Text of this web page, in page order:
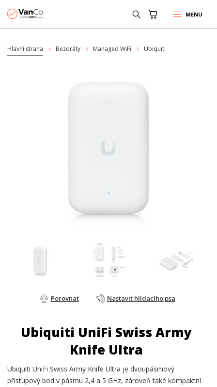
MENU
Hlavní strana Bezdráty Managed WiFi Ubiquiti
Porovnat Nastavit hlídacího psa
Ubiquiti UniFi Swiss Army
Knife Ultra
Ubiquiti UniFi Swiss Army Knife Ultra je dvoupásmový
přístupový bod v pásmu 2,4 a 5 GHz, zároveň také kompaktní